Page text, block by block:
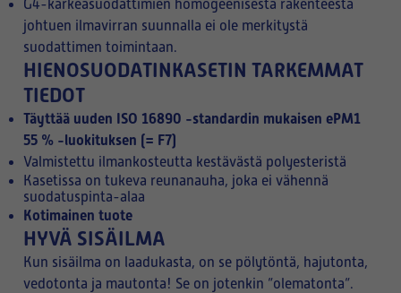
G4-karkeasuodattimien homogeenisesta rakenteesta
johtuen ilmavirran suunnalla ei ole merkitystä
suodattimen toimintaan.
HIENOSUODATINKASETIN TARKEMMAT
TIEDOT
Täyttää uuden ISO 16890 -standardin mukaisen ePM1
55 % -luokituksen (= F7)
Valmistettu ilmankosteutta kestävästä polyesteristä
Kasetissa on tukeva reunanauha, joka ei vähennä
suodatuspinta-alaa
Kotimainen tuote
HYVÄ SISÄILMA
Kun sisäilma on laadukasta, on se pölytöntä, hajutonta,
vedotonta ja mautonta! Se on jotenkin ”olematonta”.